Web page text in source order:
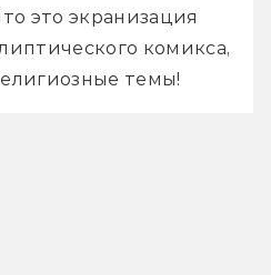
это экранизация
комикса,
темы!